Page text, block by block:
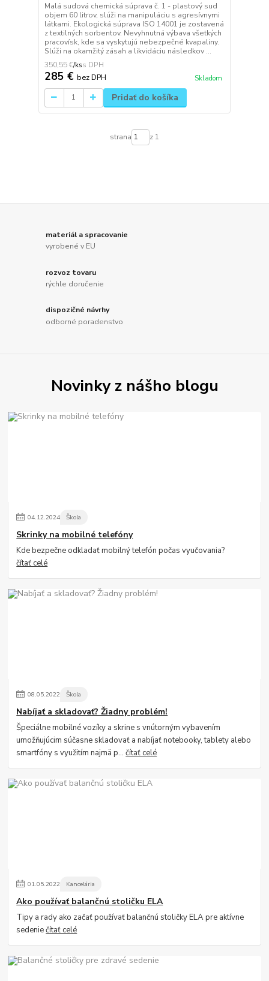
Malá sudová chemická súprava č. 1 - plastový sud
objem 60 litrov, slúži na manipuláciu s agresívnymi
látkami. Ekologická súprava ISO 14001 je zostavená
z textilných sorbentov. Nevyhnutná výbava všetkých
pracovísk, kde sa vyskytujú nebezpečné kvapaliny.
Slúži na okamžitý zásah a likvidáciu následkov ...
350,55 €/ks
285 € bez DPH Skladom
Pridať do košíka
strana z 1
materiál a spracovanie
vyrobené v EU
rozvoz tovaru
rýchle doručenie
dispozičné návrhy
odborné poradenstvo
Novinky z nášho blogu
04.12.2024 Škola
Skrinky na mobilné telefóny
Kde bezpečne odkladať mobilný telefón počas vyučovania?
čítať celé
08.05.2022 Škola
Nabíjať a skladovať? Žiadny problém!
Špeciálne mobilné vozíky a skrine s vnútorným vybavením
umožňujúcim súčasne skladovať a nabíjať notebooky, tablety alebo
smartfóny s využitím najmä p...čítať celé
01.05.2022 Kancelária
Ako používať balančnú stoličku ELA
Tipy a rady ako začať používať balančnú stoličky ELA pre aktívne
sedeniečítať celé